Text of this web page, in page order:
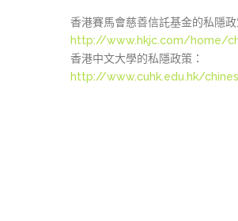
香港賽馬會慈善信託基金的私隱政
http://www.hkjc.com/home/
香港中文大學的私隱政策：
http://www.cuhk.edu.hk/